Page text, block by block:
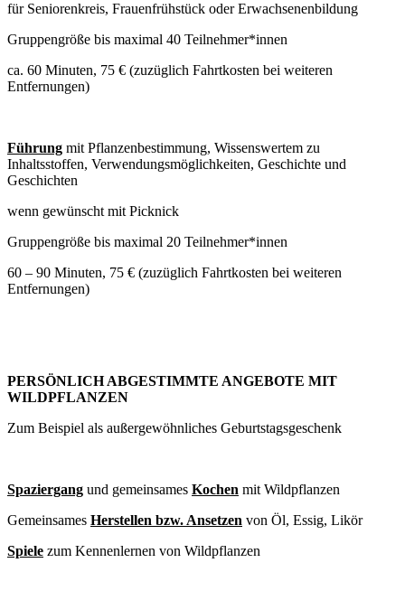
für Seniorenkreis, Frauenfrühstück oder Erwachsenenbildung
Gruppengröße bis maximal 40 Teilnehmer*innen
ca. 60 Minuten, 75 € (zuzüglich Fahrtkosten bei weiteren
Entfernungen)
Führung mit Pflanzenbestimmung, Wissenswertem zu
Inhaltsstoffen, Verwendungsmöglichkeiten, Geschichte und
Geschichten
wenn gewünscht mit Picknick
Gruppengröße bis maximal 20 Teilnehmer*innen
60 – 90 Minuten, 75 € (zuzüglich Fahrtkosten bei weiteren
Entfernungen)
PERSÖNLICH ABGESTIMMTE ANGEBOTE MIT
WILDPFLANZEN
Zum Beispiel als außergewöhnliches Geburtstagsgeschenk
Spaziergang und gemeinsames Kochen mit Wildpflanzen
Gemeinsames Herstellen bzw. Ansetzen von Öl, Essig, Likör
Spiele zum Kennenlernen von Wildpflanzen